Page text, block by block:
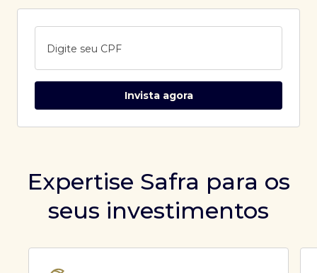
Digite seu CPF
Invista agora
Expertise Safra para os
seus investimentos